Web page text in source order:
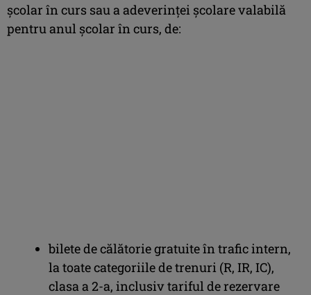
şcolar în curs sau a adeverinţei şcolare valabilă
pentru anul școlar în curs, de:
bilete de călătorie gratuite în trafic intern,
la toate categoriile de trenuri (R, IR, IC),
clasa a 2-a, inclusiv tariful de rezervare